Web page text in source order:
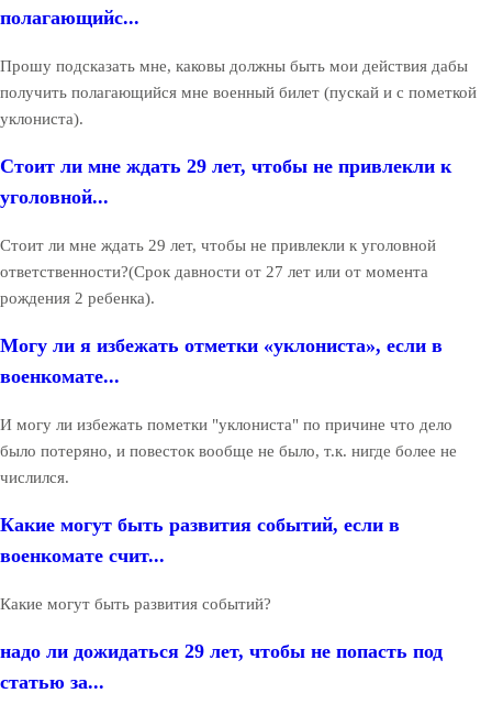
полагающийс...
Прошу подсказать мне, каковы должны быть мои действия дабы
получить полагающийся мне военный билет (пускай и с пометкой
уклониста).
Стоит ли мне ждать 29 лет, чтобы не привлекли к
уголовной...
Стоит ли мне ждать 29 лет, чтобы не привлекли к уголовной
ответственности?(Срок давности от 27 лет или от момента
рождения 2 ребенка).
Могу ли я избежать отметки «уклониста», если в
военкомате...
И могу ли избежать пометки "уклониста" по причине что дело
было потеряно, и повесток вообще не было, т.к. нигде более не
числился.
Какие могут быть развития событий, если в
военкомате счит...
Какие могут быть развития событий?
надо ли дожидаться 29 лет, чтобы не попасть под
статью за...